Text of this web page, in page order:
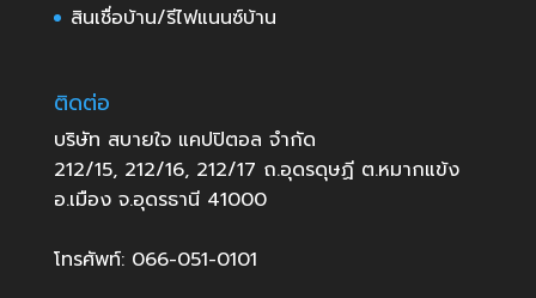
สินเชื่อบ้าน/รีไฟแนนซ์บ้าน
ติดต่อ
บริษัท สบายใจ แคปปิตอล จำกัด
212/15, 212/16, 212/17 ถ.อุดรดุษฏี ต.หมากแข้ง
อ.เมือง จ.อุดรธานี 41000
โทรศัพท์: 066-051-0101